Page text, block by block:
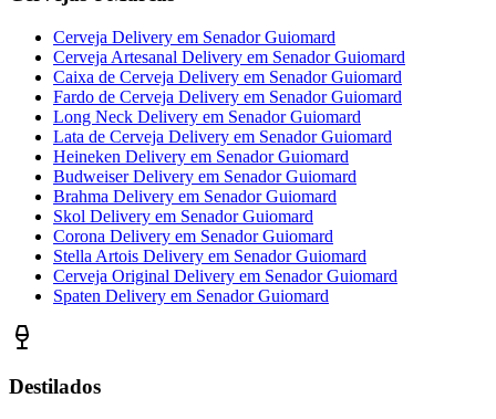
Cerveja Delivery em Senador Guiomard
Cerveja Artesanal Delivery em Senador Guiomard
Caixa de Cerveja Delivery em Senador Guiomard
Fardo de Cerveja Delivery em Senador Guiomard
Long Neck Delivery em Senador Guiomard
Lata de Cerveja Delivery em Senador Guiomard
Heineken Delivery em Senador Guiomard
Budweiser Delivery em Senador Guiomard
Brahma Delivery em Senador Guiomard
Skol Delivery em Senador Guiomard
Corona Delivery em Senador Guiomard
Stella Artois Delivery em Senador Guiomard
Cerveja Original Delivery em Senador Guiomard
Spaten Delivery em Senador Guiomard
Destilados